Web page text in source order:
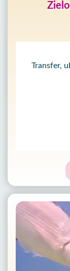
Transfer,